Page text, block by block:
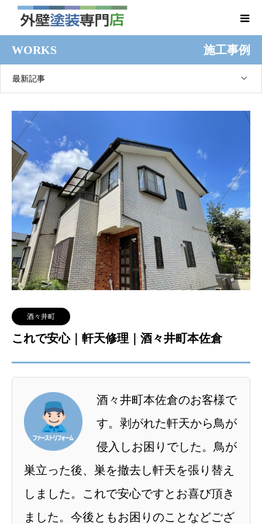
WORKS 施工事例
最新記事
酒々井町
これで安心｜軒天修理｜酒々井町本佐倉
酒々井町本佐倉のお客様で
す。剥がれた軒天から鳥が
侵入しお困りでした。鳥が
巣立った後、巣を撤去し軒天を張り替え
しました。これで安心ですとお喜び頂き
ました。今後ともお困りのことなどござ